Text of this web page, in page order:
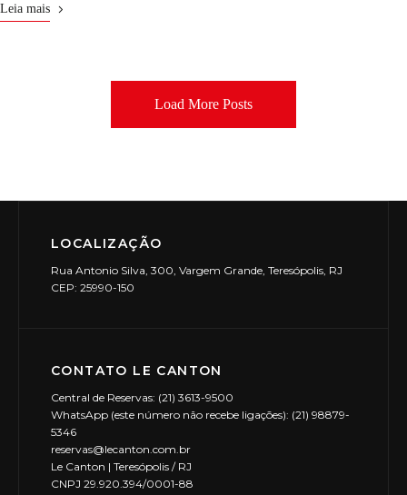
Leia mais
Load More Posts
LOCALIZAÇÃO
Rua Antonio Silva, 300, Vargem Grande, Teresópolis, RJ
CEP: 25990-150
CONTATO LE CANTON
Central de Reservas: (21) 3613-9500
WhatsApp (este número não recebe ligações): (21) 98879-
5346
reservas@lecanton.com.br
Le Canton | Teresópolis / RJ
CNPJ 29.920.394/0001-88